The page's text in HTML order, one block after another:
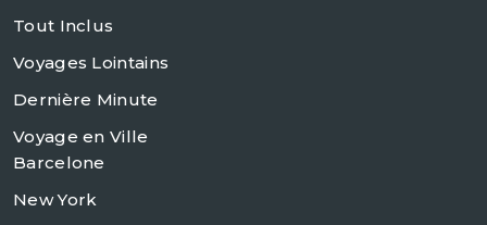
Tout Inclus
Voyages Lointains
Dernière Minute
Voyage en Ville
Barcelone
New York